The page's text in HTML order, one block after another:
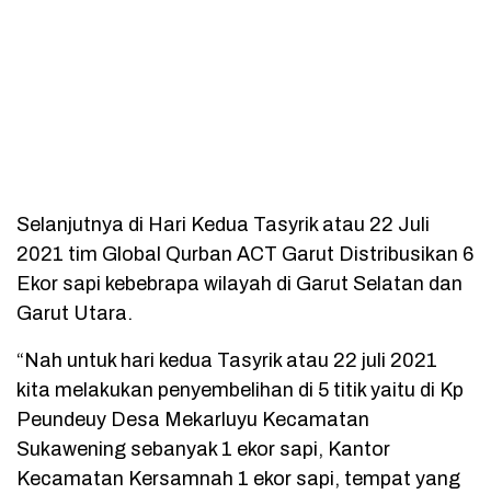
Selanjutnya di Hari Kedua Tasyrik atau 22 Juli
2021 tim Global Qurban ACT Garut Distribusikan 6
Ekor sapi kebebrapa wilayah di Garut Selatan dan
Garut Utara.
“Nah untuk hari kedua Tasyrik atau 22 juli 2021
kita melakukan penyembelihan di 5 titik yaitu di Kp
Peundeuy Desa Mekarluyu Kecamatan
Sukawening sebanyak 1 ekor sapi, Kantor
Kecamatan Kersamnah 1 ekor sapi, tempat yang